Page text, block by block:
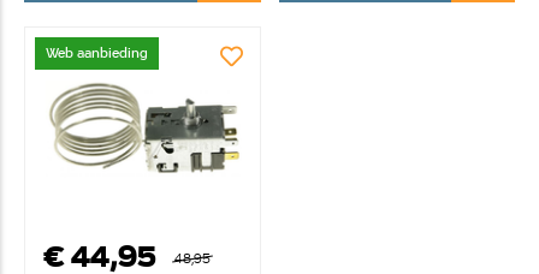
Web aanbieding
€ 44,95
48,95